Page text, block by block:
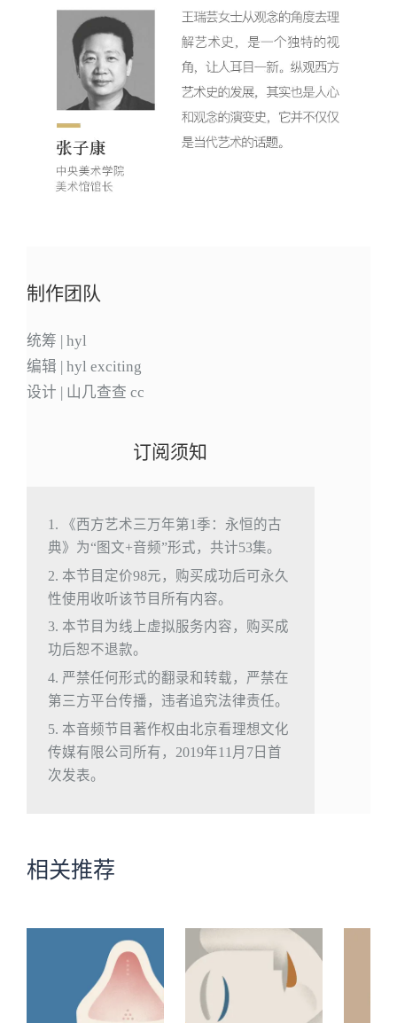
制作团队
统筹 | hyl
编辑 | hyl exciting
设计 | 山几查查 cc
订阅须知
1. 《西方艺术三万年第1季：永恒的古
典》为“图文+音频”形式，共计53集。
2. 本节目定价98元，购买成功后可永久
性使用收听该节目所有内容。
3. 本节目为线上虚拟服务内容，购买成
功后恕不退款。
4. 严禁任何形式的翻录和转载，严禁在
第三方平台传播，违者追究法律责任。
5. 本音频节目著作权由北京看理想文化
传媒有限公司所有，2019年11月7日首
次发表。
相关推荐